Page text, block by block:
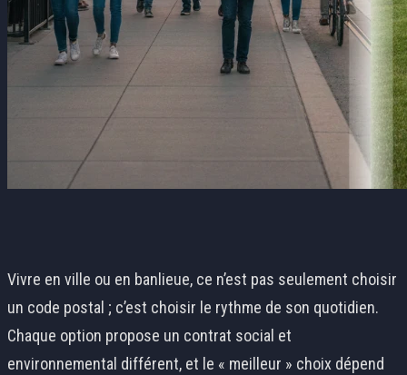
Vivre en ville ou en banlieue, ce n’est pas seulement choisir
un code postal ; c’est choisir le rythme de son quotidien.
Chaque option propose un contrat social et
environnemental différent, et le « meilleur » choix dépend